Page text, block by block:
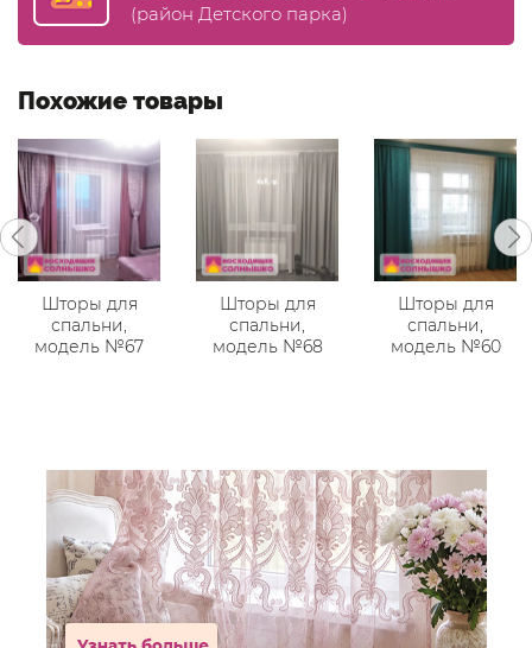
(район Детского парка)
Похожие товары
Шторы для
спальни,
модель №67
Шторы для
спальни,
модель №68
Шторы для
спальни,
модель №60